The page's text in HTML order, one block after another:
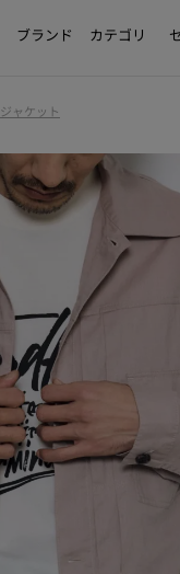
ブランド カテゴリ
ジャケット